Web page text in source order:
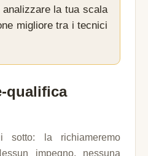
analizzare la tua scala
migliore tra i tecnici
qualifica
la richiameremo
impegno, nessuna